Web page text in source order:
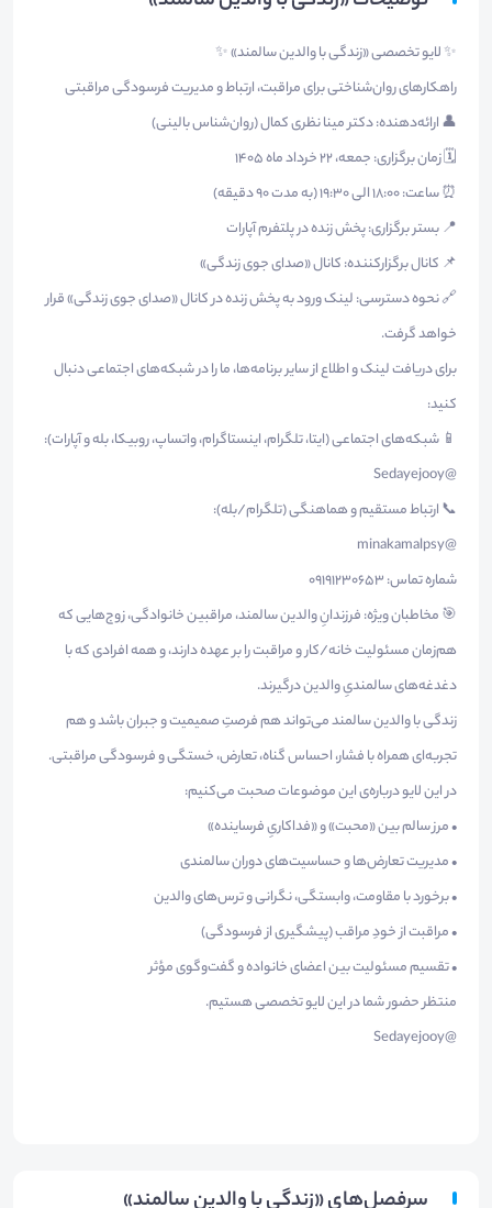
✨ لایو تخصصی «زندگی با والدین سالمند» ✨
راهکارهای روان‌شناختی برای مراقبت، ارتباط و مدیریت فرسودگی مراقبتی
👤 ارائه‌دهنده: دکتر مینا نظری کمال (روان‌شناس بالینی)
🗓️ زمان برگزاری: جمعه، ۲۲ خرداد ماه ۱۴۰۵
⏰ ساعت: ۱۸:۰۰ الی ۱۹:۳۰ (به مدت ۹۰ دقیقه)
📍 بستر برگزاری: پخش زنده در پلتفرم آپارات
📌 کانال برگزارکننده: کانال «صدای جوی زندگی»
🔗 نحوه دسترسی: لینک ورود به پخش زنده در کانال «صدای جوی زندگی» قرار
خواهد گرفت.
برای دریافت لینک و اطلاع از سایر برنامه‌ها، ما را در شبکه‌های اجتماعی دنبال
کنید:
📱 شبکه‌های اجتماعی (ایتا، تلگرام، اینستاگرام، واتساپ، روبیکا، بله و آپارات):
@Sedayejooy
📞 ارتباط مستقیم و هماهنگی (تلگرام/بله):
@minakamalpsy
شماره تماس: ۰۹۱۹۱۲۳۰۶۵۳
🎯 مخاطبان ویژه: فرزندانِ والدین سالمند، مراقبین خانوادگی، زوج‌هایی که
هم‌زمان مسئولیت خانه/کار و مراقبت را بر عهده دارند، و همه افرادی که با
دغدغه‌های سالمندیِ والدین درگیرند.
زندگی با والدین سالمند می‌تواند هم فرصتِ صمیمیت و جبران باشد و هم
تجربه‌ای همراه با فشار، احساس گناه، تعارض، خستگی و فرسودگی مراقبتی.
در این لایو درباره‌ی این موضوعات صحبت می‌کنیم:
• مرز سالم بین «محبت» و «فداکاریِ فرساینده»
• مدیریت تعارض‌ها و حساسیت‌های دوران سالمندی
• برخورد با مقاومت، وابستگی، نگرانی و ترس‌های والدین
• مراقبت از خودِ مراقب (پیشگیری از فرسودگی)
• تقسیم مسئولیت بین اعضای خانواده و گفت‌وگوی مؤثر
منتظر حضور شما در این لایو تخصصی هستیم.
@Sedayejooy